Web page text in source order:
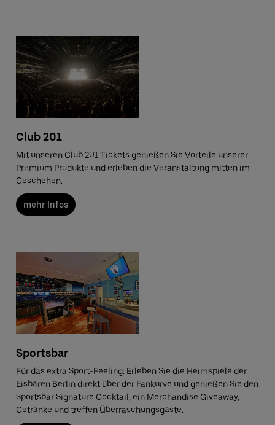
Club 201
Mit unseren Club 201 Tickets genießen Sie Vorteile unserer
Premium Produkte und erleben die Veranstaltung mitten im
Geschehen.
mehr Infos
Sportsbar
Für das extra Sport-Feeling: Erleben Sie die Heimspiele der
Eisbären Berlin direkt über der Fankurve und genießen Sie den
Sportsbar Signature Cocktail, ein Merchandise Giveaway,
Getränke und treffen Überraschungsgäste.